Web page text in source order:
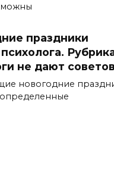
праздники
психолога.
не дают советов
новогодние